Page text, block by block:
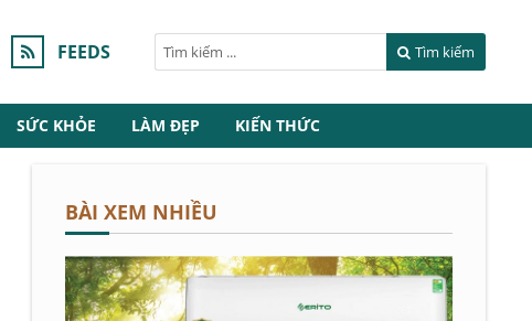
FEEDS Tìm kiếm
SỨC KHỎE LÀM ĐẸP KIẾN THỨC
BÀI XEM NHIỀU